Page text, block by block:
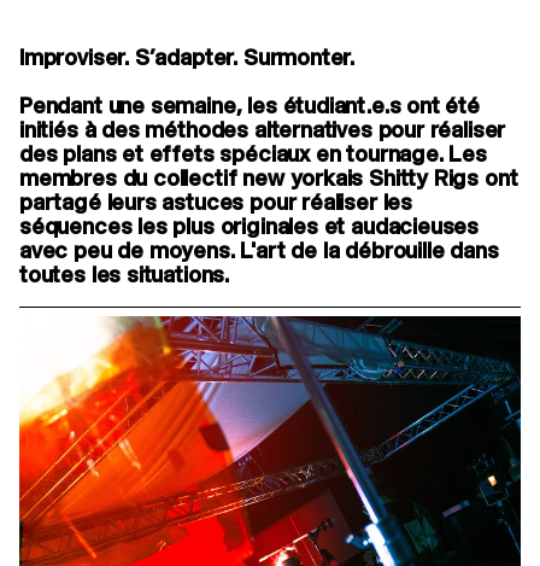
Improviser. S’adapter. Surmonter.
Pendant une semaine, les étudiant.e.s ont été
initiés à des méthodes alternatives pour réaliser
des plans et effets spéciaux en tournage. Les
membres du collectif new yorkais Shitty Rigs ont
partagé leurs astuces pour réaliser les
séquences les plus originales et audacieuses
avec peu de moyens. L'art de la débrouille dans
toutes les situations.